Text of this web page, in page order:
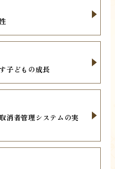
子どもの成長
消者管理システムの実